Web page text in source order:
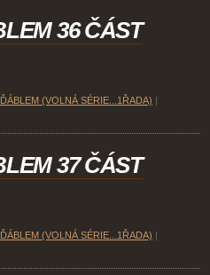
36 ČÁST
(VOLNÁ SÉRIE...1ŘADA)
37 ČÁST
(VOLNÁ SÉRIE...1ŘADA)